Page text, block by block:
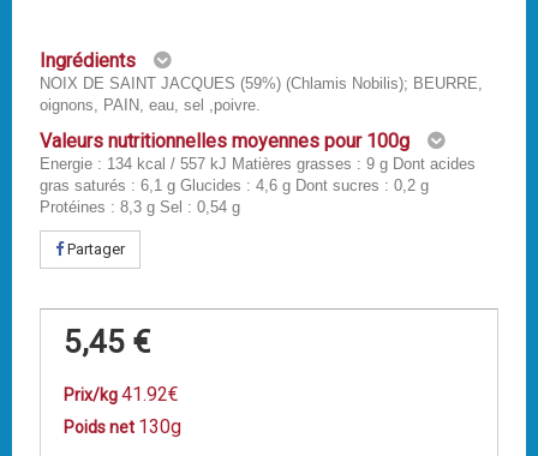
Ingrédients
NOIX DE SAINT JACQUES (59%) (Chlamis Nobilis); BEURRE,
oignons, PAIN, eau, sel ,poivre.
Valeurs nutritionnelles moyennes pour 100g
Energie : 134 kcal / 557 kJ Matières grasses : 9 g Dont acides
gras saturés : 6,1 g Glucides : 4,6 g Dont sucres : 0,2 g
Protéines : 8,3 g Sel : 0,54 g
Partager
5,45 €
Prix/kg41.92€
Poids net 130g